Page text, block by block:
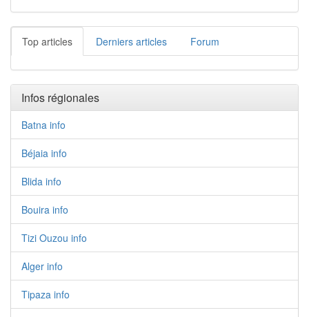
Top articles Derniers articles Forum
Infos régionales
Batna info
Béjaia info
Blida info
Bouira info
Tizi Ouzou info
Alger info
Tipaza info